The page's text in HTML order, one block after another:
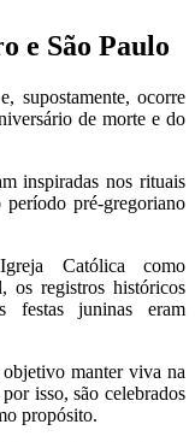
e São Paulo
supostamente, ocorre
de morte e do
inspiradas nos rituais
pré-gregoriano
Católica como
os registros históricos
juninas eram
manter viva na
isso, são celebrados
propósito.